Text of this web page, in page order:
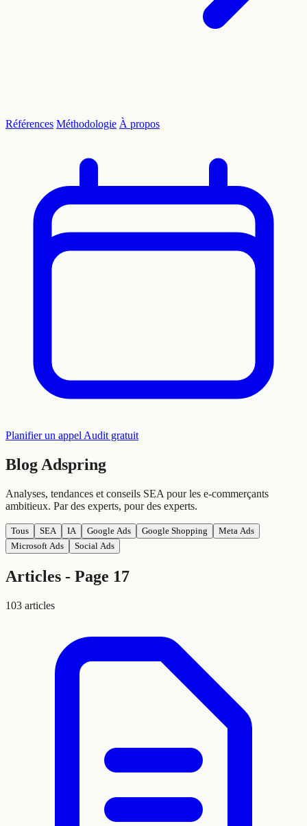
Références Méthodologie À propos
Planifier un appel Audit gratuit
Blog Adspring
Analyses, tendances et conseils SEA pour les e-commerçants
ambitieux. Par des experts, pour des experts.
Tous SEA IA Google Ads Google Shopping
Meta Ads
Microsoft Ads
Social Ads
Articles - Page 17
103 articles